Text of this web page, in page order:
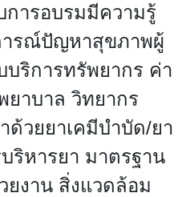
รอบรมมีความรู้
ารณ์ปัญหาสุขภาพผู้
บริการทรัพยากร ค่า
ยาบาล วิทยากร
ด้วยยาเคมีบำบัด/ยา
ริหารยา มาตรฐาน
งาน สิ่งแวดล้อม